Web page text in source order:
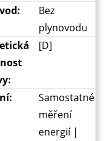
Bez
plynovodu
[D]
Samostatné
měření
energií |